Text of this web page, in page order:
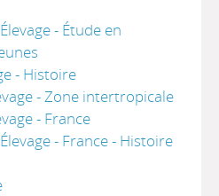
- Étude en
- Histoire
- Zone intertropicale
- France
- France - Histoire